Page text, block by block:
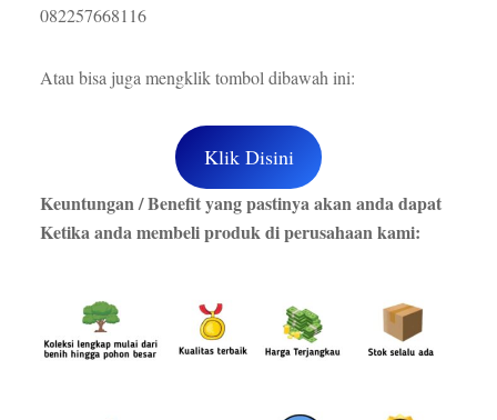
082257668116
Atau bisa juga mengklik tombol dibawah ini:
Klik Disini
Keuntungan / Benefit yang pastinya akan anda dapat
Ketika anda membeli produk di perusahaan kami: